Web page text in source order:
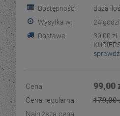
Dostępność:
duża
Wysyłka w:
24
Dostawa:
30,00 zł
Cena nie zawiera
Cena: 99,00
Cena regularna:
179,00
Najniższa cena